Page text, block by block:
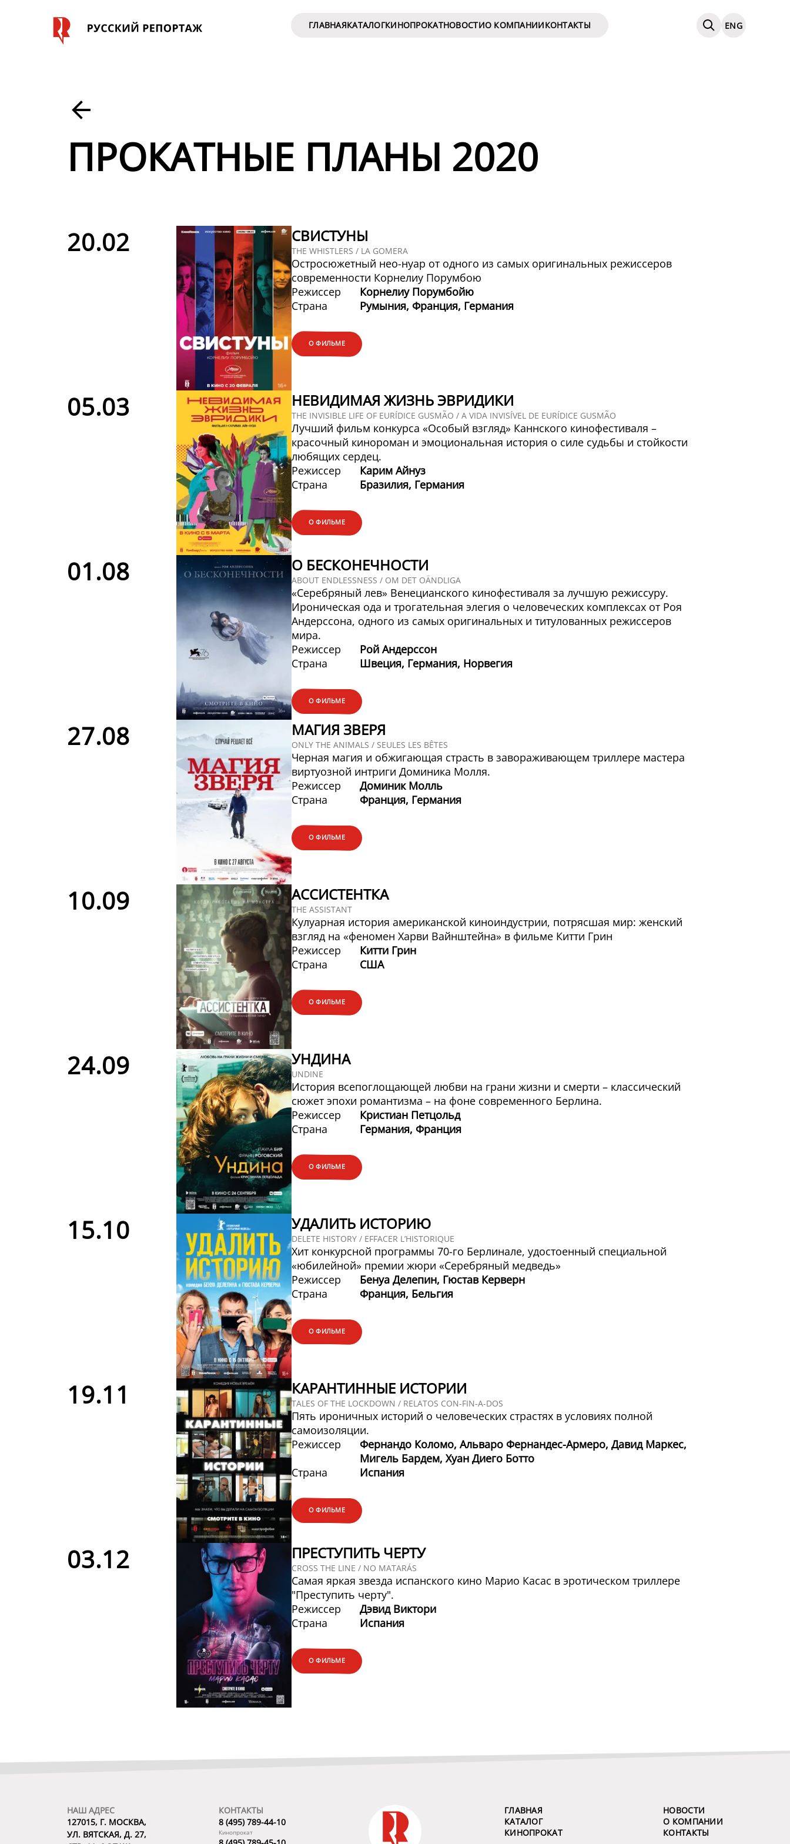
ГЛАВНАЯКАТАЛОГКИНОПРОКАТНОВОСТИО КОМПАНИИКОНТАКТЫ ENG
ПРОКАТНЫЕ ПЛАНЫ 2020
20.02 СВИСТУНЫ
THE WHISTLERS / LA GOMERA
Остросюжетный нео-нуар от одного из самых оригинальных режиссеров
современности Корнелиу Порумбою
Режиссер
Корнелиу Порумбойю
Страна
Румыния, Франция, Германия
О ФИЛЬМЕ
05.03 НЕВИДИМАЯ ЖИЗНЬ ЭВРИДИКИ
THE INVISIBLE LIFE OF EURÍDICE GUSMÃO / A VIDA INVISÍVEL DE EURÍDICE GUSMÃO
Лучший фильм конкурса «Особый взгляд» Каннского кинофестиваля –
красочный кинороман и эмоциональная история о силе судьбы и стойкости
любящих сердец.
Режиссер
Карим Айнуз
Страна
Бразилия, Германия
О ФИЛЬМЕ
01.08 О БЕСКОНЕЧНОСТИ
ABOUT ENDLESSNESS / OM DET OÄNDLIGA
«Серебряный лев» Венецианского кинофестиваля за лучшую режиссуру.
Ироническая ода и трогательная элегия о человеческих комплексах от Роя
Андерссона, одного из самых оригинальных и титулованных режиссеров
мира.
Режиссер
Рой Андерссон
Страна
Швеция, Германия, Норвегия
О ФИЛЬМЕ
27.08 МАГИЯ ЗВЕРЯ
ONLY THE ANIMALS / SEULES LES BÊTES
Черная магия и обжигающая страсть в завораживающем триллере мастера
виртуозной интриги Доминика Молля.
Режиссер
Доминик Молль
Страна
Франция, Германия
О ФИЛЬМЕ
10.09 АССИСТЕНТКА
THE ASSISTANT
Кулуарная история американской киноиндустрии, потрясшая мир: женский
взгляд на «феномен Харви Вайнштейна» в фильме Китти Грин
Режиссер
Китти Грин
Страна
США
О ФИЛЬМЕ
24.09 УНДИНА
UNDINE
История всепоглощающей любви на грани жизни и смерти – классический
сюжет эпохи романтизма – на фоне современного Берлина.
Режиссер
Кристиан Петцольд
Страна
Германия, Франция
О ФИЛЬМЕ
15.10 УДАЛИТЬ ИСТОРИЮ
DELETE HISTORY / EFFACER L’HISTORIQUE
Хит конкурсной программы 70-го Берлинале, удостоенный специальной
«юбилейной» премии жюри «Серебряный медведь»
Режиссер
Бенуа Делепин, Гюстав Керверн
Страна
Франция, Бельгия
О ФИЛЬМЕ
19.11 КАРАНТИННЫЕ ИСТОРИИ
TALES OF THE LOCKDOWN / RELATOS CON-FIN-A-DOS
Пять ироничных историй о человеческих страстях в условиях полной
самоизоляции.
Режиссер
Фернандо Коломо, Альваро Фернандес-Армеро, Давид Маркес,
Мигель Бардем, Хуан Диего Ботто
Страна
Испания
О ФИЛЬМЕ
03.12 ПРЕСТУПИТЬ ЧЕРТУ
CROSS THE LINE / NO MATARÁS
Самая яркая звезда испанского кино Марио Касас в эротическом триллере
"Преступить черту".
Режиссер
Дэвид Виктори
Страна
Испания
О ФИЛЬМЕ
НАШ АДРЕС
127015, Г. МОСКВА,
УЛ. ВЯТСКАЯ, Д. 27,
КОНТАКТЫ
8 (495) 789-44-10
Кинопрокат
ГЛАВНАЯ
КАТАЛОГ
КИНОПРОКАТ
НОВОСТИ
О КОМПАНИИ
КОНТАКТЫ